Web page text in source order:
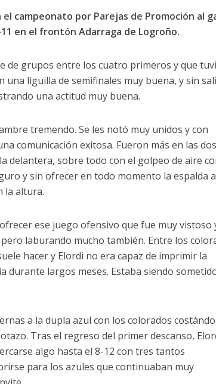
campeonato por Parejas de Promoción al
en el frontón Adarraga de Logroño.
de grupos entre los cuatro primeros y que
liguilla de semifinales muy buena, y sin
una actitud muy buena.
tremendo. Se les notó muy unidos y con
comunicación exitosa. Fueron más en las
delantera, sobre todo con el golpeo de aire
y sin ofrecer en todo momento la espalda a
la altura.
ese juego ofensivo que fue muy vistoso
laburando mucho también. Entre los
hacer y Elordi no era capaz de imprimir la
durante largos meses. Estaba siendo
a la dupla azul con los colorados
Tras el regreso del primer descanso,
algo hasta el 8-12 con tres tantos
para los azules que continuaban muy